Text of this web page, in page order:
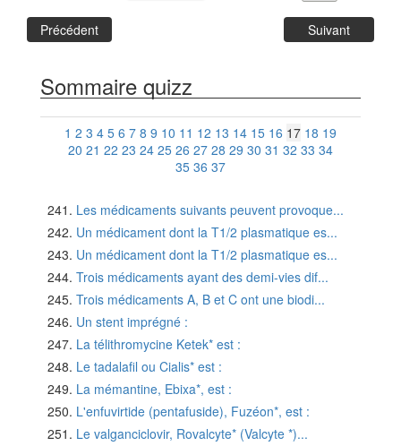
Précédent Suivant
Sommaire quizz
1 2 3 4 5 6 7 8 9 10 11 12 13 14 15 16 17 18 19
20 21 22 23 24 25 26 27 28 29 30 31 32 33 34
35 36 37
Les médicaments suivants peuvent provoque...
Un médicament dont la T1/2 plasmatique es...
Un médicament dont la T1/2 plasmatique es...
Trois médicaments ayant des demi-vies dif...
Trois médicaments A, B et C ont une biodi...
Un stent imprégné :
La télithromycine Ketek* est :
Le tadalafil ou Cialis* est :
La mémantine, Ebixa*, est :
L'enfuvirtide (pentafuside), Fuzéon*, est :
Le valganciclovir, Rovalcyte* (Valcyte *)...